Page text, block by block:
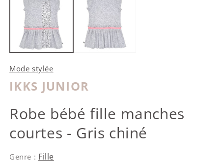
Mode stylée
IKKS JUNIOR
IKKS
Robe bébé fille manches
courtes - Gris chiné
Genre : Fille